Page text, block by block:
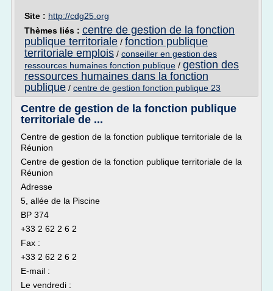
Site : http://cdg25.org
Thèmes liés : centre de gestion de la fonction
publique territoriale / fonction publique
territoriale emplois / conseiller en gestion des
ressources humaines fonction publique / gestion des
ressources humaines dans la fonction
publique / centre de gestion fonction publique 23
Centre de gestion de la fonction publique
territoriale de ...
Centre de gestion de la fonction publique territoriale de la
Réunion
Centre de gestion de la fonction publique territoriale de la
Réunion
Adresse
5, allée de la Piscine
BP 374
+33 2 62 2 6 2
Fax :
+33 2 62 2 6 2
E-mail :
Le vendredi :